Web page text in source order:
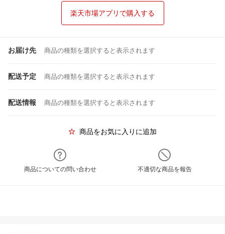
楽天市場アプリで購入する
お届け先 商品の種類を選択すると表示されます
配送予定 商品の種類を選択すると表示されます
配送情報 商品の種類を選択すると表示されます
商品をお気に入りに追加
商品についての問い合わせ 不適切な商品を報告